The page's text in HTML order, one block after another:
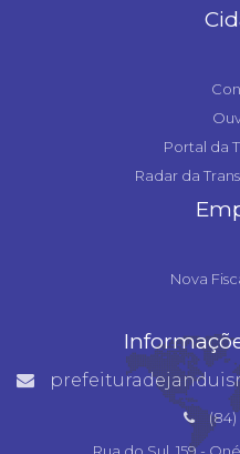
Portal da
Radar da
Nova
(84)